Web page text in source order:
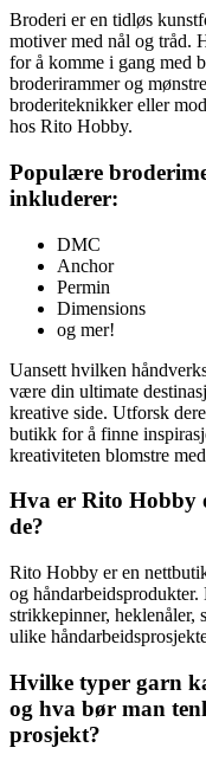
Broderi er en tidløs
motiver med nål og tråd.
for å komme i gang med
broderirammer og
broderiteknikker eller
hos Rito Hobby.
Populære
inkluderer:
DMC
Anchor
Permin
Dimensions
og mer!
Uansett hvilken
være din ultimate
kreative side. Utforsk
butikk for å finne
kreativiteten blomstre
Hva er Rito Hobby
de?
Rito Hobby er en
og
strikkepinner,
ulike
Hvilke typer garn
og hva bør man
prosjekt?